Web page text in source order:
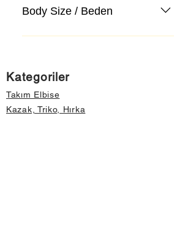
Body Size / Beden
Kategoriler
Takım Elbise
Kazak, Triko, Hırka